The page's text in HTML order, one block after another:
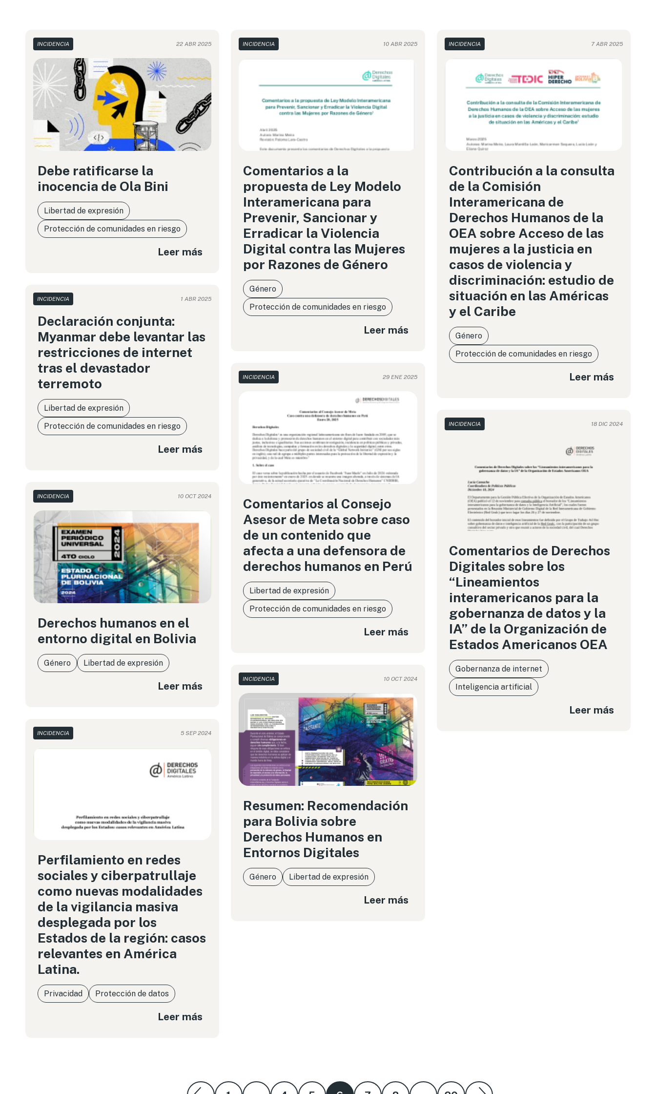
INCIDENCIA 22 ABR 2025
Debe ratificarse la
inocencia de Ola Bini
Libertad de expresión
Protección de comunidades en riesgo
Leer más
INCIDENCIA 10 ABR 2025
Comentarios a la
propuesta de Ley Modelo
Interamericana para
Prevenir, Sancionar y
Erradicar la Violencia
Digital contra las Mujeres
por Razones de Género
Género
Protección de comunidades en riesgo
Leer más
INCIDENCIA 7 ABR 2025
Contribución a la consulta
de la Comisión
Interamericana de
Derechos Humanos de la
OEA sobre Acceso de las
mujeres a la justicia en
casos de violencia y
discriminación: estudio de
situación en las Américas
y el Caribe
Género
Protección de comunidades en riesgo
Leer más
INCIDENCIA 1 ABR 2025
Declaración conjunta:
Myanmar debe levantar las
restricciones de internet
tras el devastador
terremoto
Libertad de expresión
Protección de comunidades en riesgo
Leer más
INCIDENCIA 29 ENE 2025
Comentarios al Consejo
Asesor de Meta sobre caso
de un contenido que
afecta a una defensora de
derechos humanos en Perú
Libertad de expresión
Protección de comunidades en riesgo
Leer más
INCIDENCIA 18 DIC 2024
Comentarios de Derechos
Digitales sobre los
“Lineamientos
interamericanos para la
gobernanza de datos y la
IA” de la Organización de
Estados Americanos OEA
Gobernanza de internet
Inteligencia artificial
Leer más
INCIDENCIA 10 OCT 2024
Derechos humanos en el
entorno digital en Bolivia
Género Libertad de expresión
Leer más
INCIDENCIA 10 OCT 2024
Resumen: Recomendación
para Bolivia sobre
Derechos Humanos en
Entornos Digitales
Género Libertad de expresión
Leer más
INCIDENCIA 5 SEP 2024
Perfilamiento en redes
sociales y ciberpatrullaje
como nuevas modalidades
de la vigilancia masiva
desplegada por los
Estados de la región: casos
relevantes en América
Latina.
Privacidad Protección de datos
Leer más